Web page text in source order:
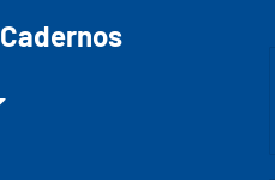
Cadernos